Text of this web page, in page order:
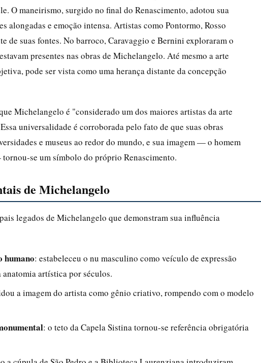
O maneirismo, surgido no final do Renascimento, adotou sua
alongadas e emoção intensa. Artistas como Pontormo, Rosso
de suas fontes. No barroco, Caravaggio e Bernini exploraram o
presentes nas obras de Michelangelo. Até mesmo a arte
pode ser vista como uma herança distante da concepção
Michelangelo é "considerado um dos maiores artistas da arte
universalidade é corroborada pelo fato de que suas obras
e museus ao redor do mundo, e sua imagem — o homem
se um símbolo do próprio Renascimento.
de Michelangelo
legados de Michelangelo que demonstram sua influência
humano: estabeleceu o nu masculino como veículo de expressão
artística por séculos.
a imagem do artista como gênio criativo, rompendo com o modelo
: o teto da Capela Sistina tornou-se referência obrigatória